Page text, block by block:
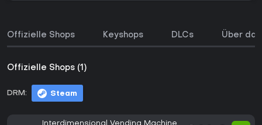
Offizielle Shops Keyshops DLCs Über
Offizielle Shops (1)
DRM: Steam